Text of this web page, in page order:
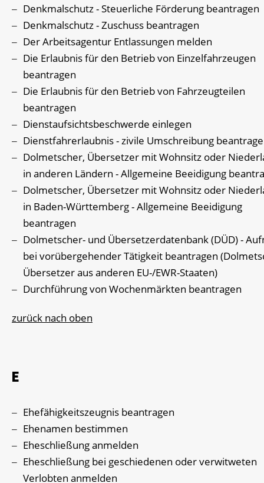
Denkmalschutz - Steuerliche Förderung beantragen
Denkmalschutz - Zuschuss beantragen
Der Arbeitsagentur Entlassungen melden
Die Erlaubnis für den Betrieb von Einzelfahrzeugen
beantragen
Die Erlaubnis für den Betrieb von Fahrzeugteilen
beantragen
Dienstaufsichtsbeschwerde einlegen
Dienstfahrerlaubnis - zivile Umschreibung
Dolmetscher, Übersetzer mit Wohnsitz oder
in anderen Ländern - Allgemeine Beeidigung
Dolmetscher, Übersetzer mit Wohnsitz oder
in Baden-Württemberg - Allgemeine Beeidigung
beantragen
Dolmetscher- und Übersetzerdatenbank (DÜD) -
bei vorübergehender Tätigkeit beantragen
Übersetzer aus anderen EU-/EWR-Staaten)
Durchführung von Wochenmärkten beantragen
zurück nach oben
E
Ehefähigkeitszeugnis beantragen
Ehenamen bestimmen
Eheschließung anmelden
Eheschließung bei geschiedenen oder verwitweten
Verlobten anmelden